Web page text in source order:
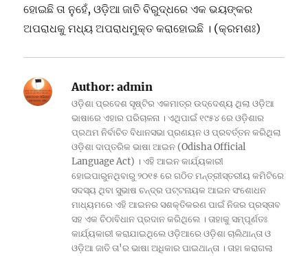
ହୋଇଛି ତା ନୁହେଁ, ଓଡ଼ିଆ ଜାତି ବିରୁଦ୍ଧରେ ଏକ ଭୟଙ୍କର
ଅପରାଧକୁ ମଧ୍ୟ ଅପରାଧମୁକ୍ତ କରାହୋଇଛି । (କ୍ରମଶଃ)
Author: admin
ଓଡ଼ିଶା ପ୍ରଦେଶ ସୃଷ୍ଟିର ଏକମାତ୍ର ଉଦ୍ଦେଶ୍ୟ ଥିଲା ଓଡ଼ିଆ
ଭାଷାରେ ଏହାର ପରିଚାଳନା । ଏଥିପାଇଁ ୧୯୫୪ ରେ ଓଡ଼ିଶାର
ପ୍ରଥମ ନିର୍ବାଚିତ ବିଧାନସଭା ପ୍ରଣୟନ ଓ ପ୍ରବର୍ତ୍ତନ କରିଥିଲା
ଓଡ଼ିଶା ଦାପ୍ତରିକ ଭାଷା ଆଇନ (Odisha Official
Language Act) । ଏହି ଆଇନ କାର୍ଯ୍ୟକାରୀ
ହୋଇପାରୁନଥିବାରୁ ୨୦୧୫ ରେ ଗଠିତ ମନ୍ତ୍ରୀସ୍ତରୀୟ କମିଟିରେ
ସଦସ୍ୟ ଥିବା ସୁଭାଷ ଚନ୍ଦ୍ର ପଟ୍ଟନାୟକ ଆଇନ ସଂଶୋଧନ
ମାଧ୍ୟମରେ ଏହି ଆଇନର ସଶକ୍ତିକରଣ ପାଇଁ ନିଜର ପ୍ରସ୍ତାବ
ସହ ଏକ ଚିଠାବିଧାନ ପ୍ରଦାନ କରିଥିଲେ । ତାହାକୁ ସମ୍ପୂର୍ଣତଃ
କାର୍ଯ୍ୟକାରୀ କରାଯାଇଥିଲେ ଓଡ଼ିଆରେ ଓଡ଼ିଶା ଚାଲିଥାନ୍ତା ଓ
ଓଡ଼ିଆ ଜାତି ତା'ର ଭାଷା ଅଧିକାର ପାଇଥାନ୍ତା । ତାହା କରାଗଲା